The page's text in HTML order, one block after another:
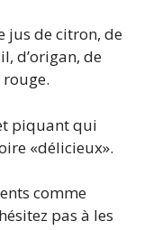
jus de citron, de
d’origan, de
piquant qui
«délicieux».
comme
pas à les